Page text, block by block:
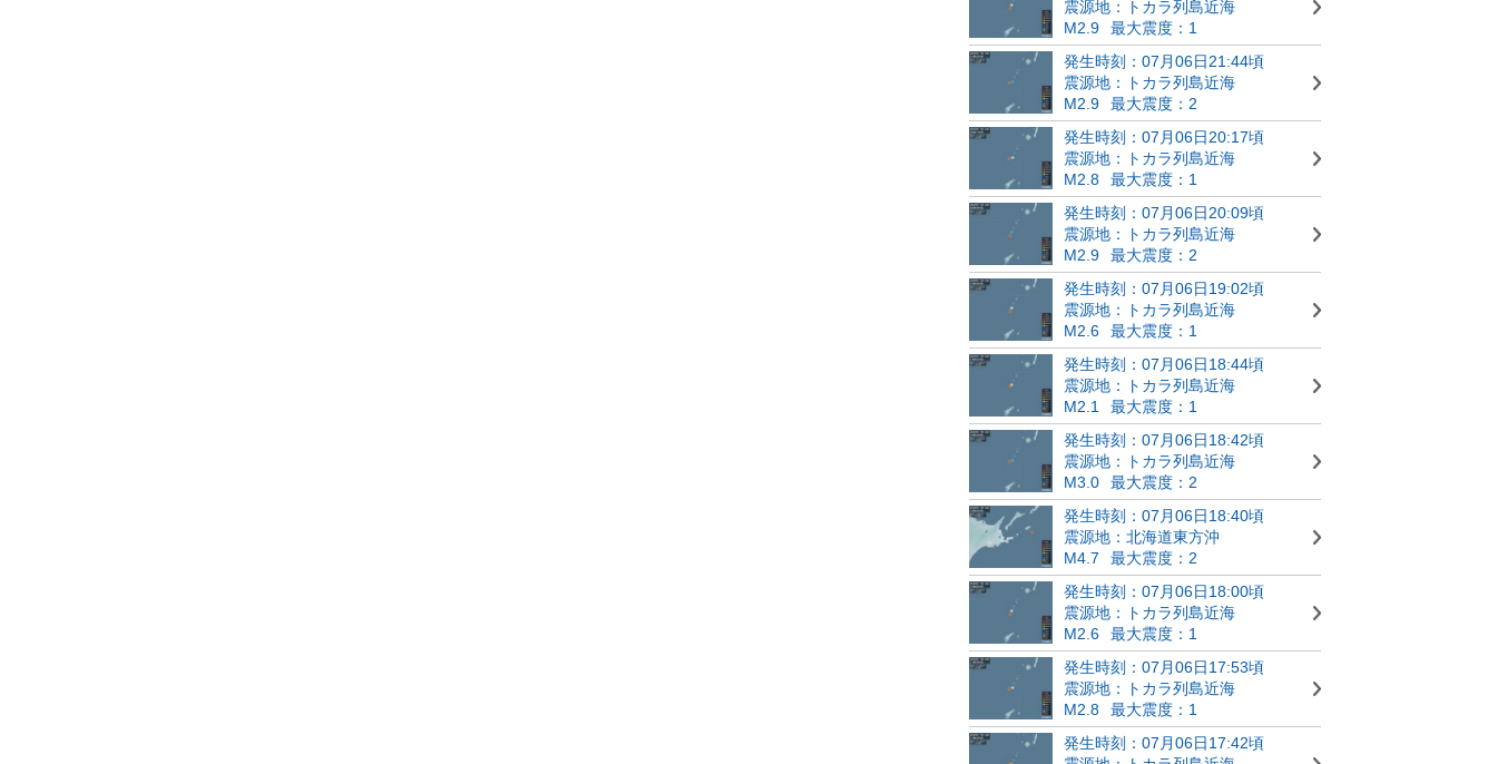
震源地：トカラ列島近海
M2.9
最大震度：1
発生時刻：07月06日21:44頃
震源地：トカラ列島近海
M2.9
最大震度：2
発生時刻：07月06日20:17頃
震源地：トカラ列島近海
M2.8
最大震度：1
発生時刻：07月06日20:09頃
震源地：トカラ列島近海
M2.9
最大震度：2
発生時刻：07月06日19:02頃
震源地：トカラ列島近海
M2.6
最大震度：1
発生時刻：07月06日18:44頃
震源地：トカラ列島近海
M2.1
最大震度：1
発生時刻：07月06日18:42頃
震源地：トカラ列島近海
M3.0
最大震度：2
発生時刻：07月06日18:40頃
震源地：北海道東方沖
M4.7
最大震度：2
発生時刻：07月06日18:00頃
震源地：トカラ列島近海
M2.6
最大震度：1
発生時刻：07月06日17:53頃
震源地：トカラ列島近海
M2.8
最大震度：1
発生時刻：07月06日17:42頃